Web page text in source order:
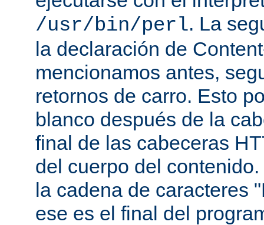
/usr/bin/perl. La
la declaración de
mencionamos antes,
retornos de carro. Esto
blanco después de la
final de las cabeceras
del cuerpo del
la cadena de caracteres
ese es el final del